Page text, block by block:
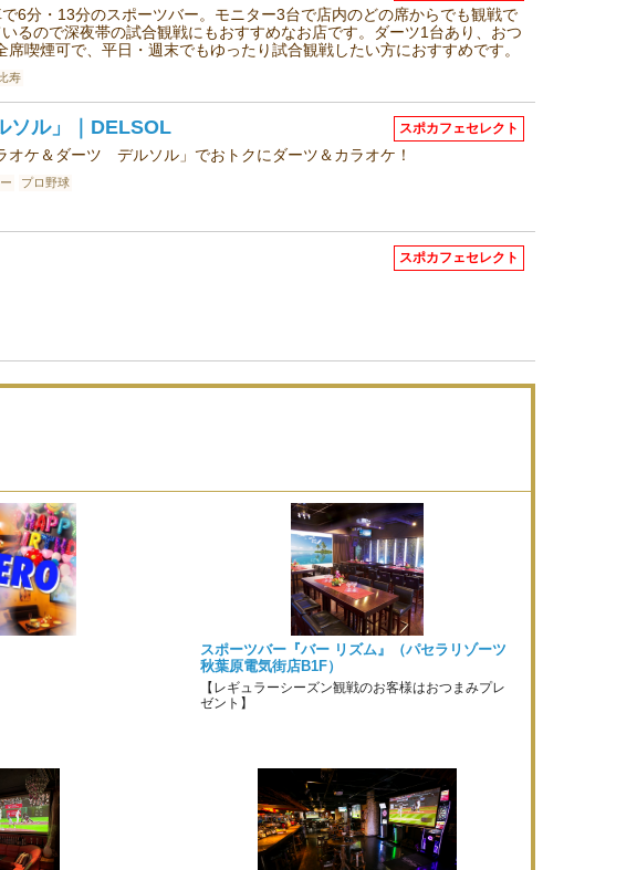
6分・13分のスポーツバー。モニター3台で店内のどの席からでも観戦で
るので深夜帯の試合観戦にもおすすめなお店です。ダーツ1台あり、おつ
喫煙可で、平日・週末でもゆったり試合観戦したい方におすすめです。
寿
ソル」｜DELSOL スポカフェセレクト
オケ＆ダーツ デルソル」でおトクにダーツ＆カラオケ！
プロ野球
スポカフェセレクト
スポーツバー『バー リズム』（パセラリゾーツ
秋葉原電気街店B1F）
【レギュラーシーズン観戦のお客様はおつまみプレ
ゼント】